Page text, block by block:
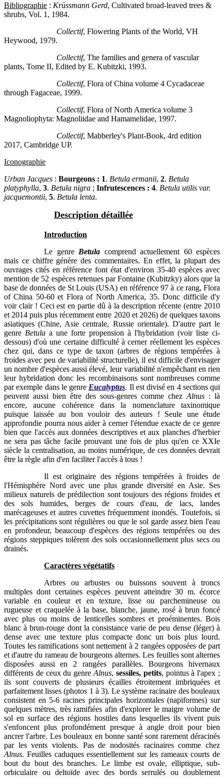
Bibliographie : Krüssmann Gerd, Cultivated broad-leaved trees &
shrubs, Vol. 1, 1984.
Collectif, Flowering Plants of the World, VH
Heywood, 1979.
Collectif, The families and genera of vascular
plants, Tome II, Edited by E. Kubitzki, 1993.
Collectif, Flora of China volume 4 Cycadaceae
through Fagaceae, 1999.
Collectif, Flora of North America volume 3
Magnoliophyta: Magnoliidae and Hamamelidae, 1997.
Collectif, Mabberley's Plant-Book, 4rd edition
2017, Cambridge UP.
Iconographie
Urban Jacques : Bourgeons : 1. Betula ermanii, 2. Betula
platyphylla, 3. Betula nigra ; Infrutescences : 4. Betula utilis var.
jacquemontii, 5. Betula lenta.
Description détaillée
Introduction
Le genre Betula comprend actuellement 60 espèces
mais ce chiffre génère des commentaires. En effet, la plupart des
ouvrages cités en référence font état d'environ 35-40 espèces avec
mention de 52 espèces retenues par Fontaine (Kubitzky) alors que la
base de données de St Louis (USA) en référence 97 à ce rang, Flora
of China 50-60 et Flora of North America, 35. Donc difficile d'y
voir clair ! Ceci est en partie dû à la description récente (entre 2010
et 2014 puis plus récemment entre 2020 et 2026) de quelques taxons
asiatiques (Chine, Asie centrale, Russie orientale). D'autre part le
genre Betula a une forte propension à l'hybridation (voir liste ci-
dessous) d'où une certaine difficulté à cerner réellement les espèces
chez qui, dans ce type de taxon (arbres de régions tempérées à
froides avec peu de variabilité structurelle), il est difficile d'envisager
un nombre d'espèces aussi élevé, leur variabilité n'empêchant en rien
leur hybridation donc les recombinaisons sont nombreuses comme
par exemple dans le genre Eucalyptus. Il est divisé en 4 sections qui
peuvent aussi bien être des sous-genres comme chez Alnus : là
encore, aucune cohérence dans la nomenclature taxinomique
puisque laissée au bon vouloir des auteurs ! Seule une étude
approfondie pourra nous aider à cerner l'étendue exacte de ce genre
bien que l'accès aux données descriptives et aux planches d'herbier
ne sera pas tâche facile prouvant une fois de plus qu'en ce XXIe
siècle la centralisation, au moins numérique, de ces données devrait
être la règle afin d'en faciliter l'accès à tous !
Il est originaire des régions tempérées à froides de
l'Hémisphère Nord avec une plus grande diversité en Asie. Ses
milieux naturels de prédilection sont toujours des régions froides et
des sols humides, berges de cours d'eau, de lacs, landes
marécageuses et autres cuvettes fréquemment inondés. Toutefois, si
les précipitations sont régulières ou que le sol garde assez bien l'eau
en profondeur, beaucoup d'espèces des régions tempérées ou des
régions steppiques tolèrent des sols occasionnellement plus secs ou
drainés.
Caractères végétatifs
Arbres ou arbustes ou buissons souvent à troncs
multiples dont certaines espèces peuvent atteindre 30 m. écorce
variable en couleur et en texture, lisse ou parchemineuse ou
rugueuse et craquelée à la base, blanche, jaune, rosé à brun foncé
avec plus ou moins de lenticelles sombres et proéminentes. Bois
blanc à brun-rouge dont la consistance varie de peu dense (léger) à
dense avec une texture plus compacte donc un bois plus lourd.
Toutes les ramifications sont nettement à 2 rangées opposées de part
et d'autre du rameau de bourgeons alternes. Les feuilles sont alternes
disposées aussi en 2 rangées parallèles. Bourgeons hivernaux
différents de ceux du genreAlnus, sessiles, petits, pointus à l'apex ;
ils sont couverts de plusieurs écailles étroitement imbriquées et
parfaitement lisses (photos 1 à 3). Le système racinaire des bouleaux
consistent en 5-6 racines principales horizontales (napiformes) sur
quelques mètres, très ramifiées afin d'explorer le maigre volume de
sol en surface des régions hostiles dans lesquelles ils vivent puis
s'enfoncent plus profondément presque à angle droit pour bien
ancrer l'arbre. Les bouleaux en bonne santé sont rarement déracinés
par les vents violents. Pas de nodosités racinaires comme chez
Alnus. Feuilles caduques essentiellement sur les rameaux courts de
bout du bout des branches. Le limbe est ovale, elliptique, sub-
orbiculaire ou deltoïde avec des bords serrulés ou doublement